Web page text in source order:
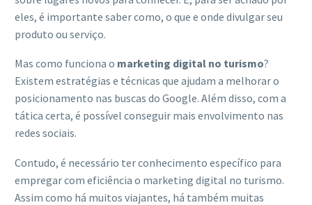
eles, é importante saber como, o que e onde divulgar seu
produto ou serviço.
Mas como funciona o marketing digital no turismo?
Existem estratégias e técnicas que ajudam a melhorar o
posicionamento nas buscas do Google. Além disso, com a
tática certa, é possível conseguir mais envolvimento nas
redes sociais.
Contudo, é necessário ter conhecimento específico para
empregar com eficiência o marketing digital no turismo.
Assim como há muitos viajantes, há também muitas